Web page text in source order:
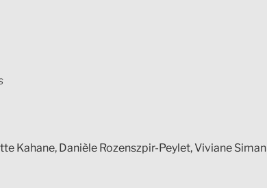
Kahane, Danièle Rozenszpir-Peylet, Viviane Siman